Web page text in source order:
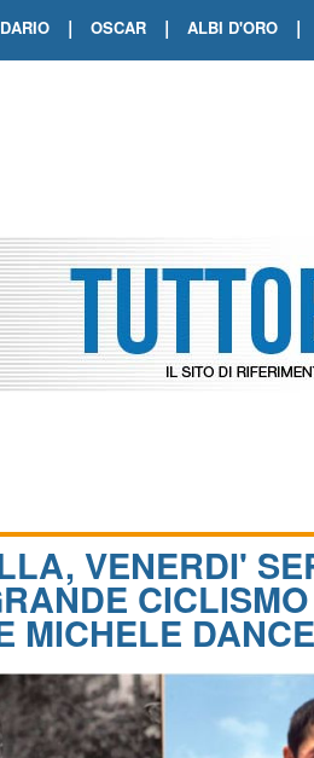
| OSCAR | ALBI D'ORO |
VENERDI'
MICHELE